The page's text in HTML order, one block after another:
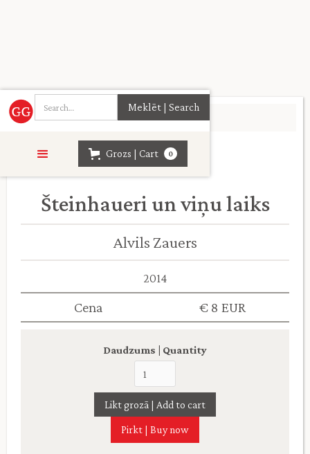
Grozs | Cart 0
Sākumlapa > Vēsture
Šteinhaueri un viņu laiks
Alvils Zauers
2014
Cena € 8 EUR
Daudzums | Quantity
Pirkt | Buy now